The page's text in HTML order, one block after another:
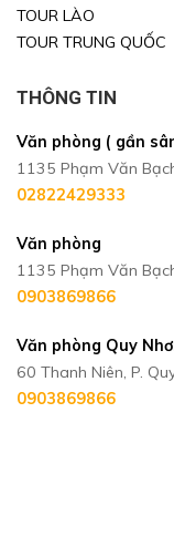
TOUR LÀO
TOUR TRUNG QUỐC
THÔNG TIN
Văn phòng ( gần
1135 Phạm Văn
02822429333
Văn phòng
1135 Phạm Văn
0903869866
Văn phòng Quy
60 Thanh Niên, P.
0903869866